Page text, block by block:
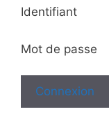
Identifiant
Mot de passe